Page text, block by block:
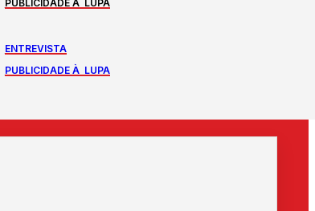
PUBLICIDADE À LUPA
ENTREVISTA
PUBLICIDADE À LUPA